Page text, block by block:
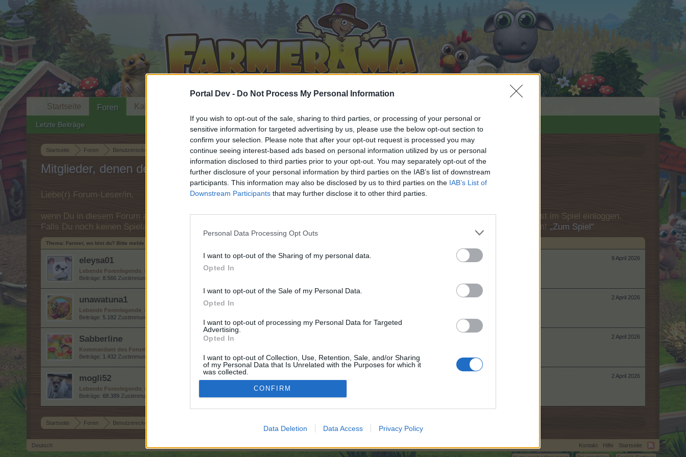
Portal Dev - Do Not Process My Personal Information
If you wish to opt-out of the sale, sharing to third parties, or processing of your personal or
sensitive information for targeted advertising by us, please use the below opt-out section to
confirm your selection. Please note that after your opt-out request is processed you may
continue seeing interest-based ads based on personal information utilized by us or personal
information disclosed to third parties prior to your opt-out. You may separately opt-out of the
further disclosure of your personal information by third parties on the IAB’s list of downstream
participants. This information may also be disclosed by us to third parties on the IAB’s List of
Downstream Participants that may further disclose it to other third parties.
Personal Data Processing Opt Outs
I want to opt-out of the Sharing of my personal data.
Opted In
I want to opt-out of the Sale of my Personal Data.
Opted In
I want to opt-out of processing my Personal Data for Targeted
Advertising.
Opted In
I want to opt-out of Collection, Use, Retention, Sale, and/or Sharing
of my Personal Data that Is Unrelated with the Purposes for which it
was collected.
Opted Out
CONFIRM
Data Deletion Data Access Privacy Policy
Startseite Foren Benutzerecke Speakers Corner Farmer, wo bist du? Bitte melde dich
Mitglieder, denen der Beitrag #1411 gefällt
Liebe(r) Forum-Leser/in,
wenn Du in diesem Forum aktiv an den Gesprächen teilnehmen oder eigene Themen starten möchtest, musst Du Dich bitte zunächst im Spiel einloggen.
Falls Du noch keinen Spielaccount besitzt, bitte registriere Dich neu. Wir freuen uns auf Deinen nächsten Besuch in unserem Forum! „Zum Spiel“
Thema: Farmer, wo bist du? Bitte melde dich
9 April 2026
eleysa01
Lebende Forenlegende , weiblich
Beiträge: 8.566 Zustimmungen:
2 April 2026
unawatuna1
Lebende Forenlegende , weiblich, <
Beiträge: 5.182 Zustimmungen:
2 April 2026
Sabberline
Kommandant des Forums
Beiträge: 1.432 Zustimmungen: Punkte für Erfolge: 1.550
2 April 2026
mogli52
Lebende Forenlegende , männlich
Beiträge: 68.389 Zustimmungen: Punkte für Erfolge:
Startseite Foren Benutzerecke
Startseite Foren
Letzte Beiträge
Kalender
Deutsch Kontakt Hilfe
Startseite